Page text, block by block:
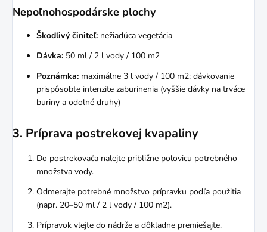
Nepoľnohospodárske plochy
Škodlivý činiteľ: nežiadúca vegetácia
Dávka: 50 ml / 2 l vody / 100 m2
Poznámka: maximálne 3 l vody / 100 m2; dávkovanie
prispôsobte intenzite zaburinenia (vyššie dávky na trváce
buriny a odolné druhy)
3. Príprava postrekovej kvapaliny
Do postrekovača nalejte približne polovicu potrebného
množstva vody.
Odmerajte potrebné množstvo prípravku podľa použitia
(napr. 20–50 ml / 2 l vody / 100 m2).
Prípravok vlejte do nádrže a dôkladne premiešajte.